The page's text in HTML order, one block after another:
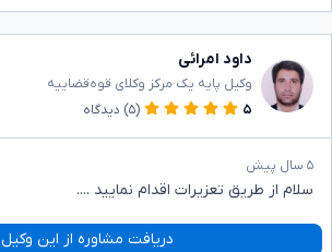
داود امرائی
وکیل پایه یک مرکز وکلای قوه‌قضاییه
۵
(۵) دیدگاه
۵ سال پیش
سلام از طریق تعزیرات اقدام نمایید ....
دریافت مشاوره از این وکیل